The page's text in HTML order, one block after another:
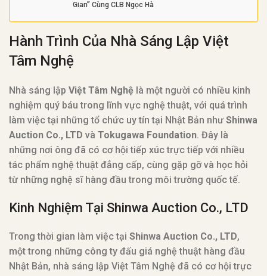
Gian” Cùng CLB Ngọc Hà
Hành Trình Của Nhà Sáng Lập Việt
Tâm Nghệ
Nhà sáng lập Việt Tâm Nghệ là một người có nhiều kinh
nghiệm quý báu trong lĩnh vực nghệ thuật, với quá trình
làm việc tại những tổ chức uy tín tại Nhật Bản nhưShinwa
Auction Co., LTD và Tokugawa Foundation. Đây là
những nơi ông đã có cơ hội tiếp xúc trực tiếp với nhiều
tác phẩm nghệ thuật đẳng cấp, cùng gặp gỡ và học hỏi
từ những nghệ sĩ hàng đầu trong môi trường quốc tế.
Kinh Nghiệm Tại Shinwa Auction Co., LTD
Trong thời gian làm việc tại Shinwa Auction Co., LTD,
một trong những công ty đấu giá nghệ thuật hàng đầu
Nhật Bản, nhà sáng lập Việt Tâm Nghệ đã có cơ hội trực